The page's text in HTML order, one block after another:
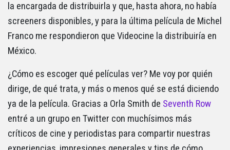
la encargada de distribuirla y que, hasta ahora, no había
screeners disponibles, y para la última película de Michel
Franco me respondieron que Videocine la distribuiría en
México.
¿Cómo es escoger qué películas ver? Me voy por quién
dirige, de qué trata, y más o menos qué se está diciendo
ya de la película. Gracias a Orla Smith de Seventh Row
entré a un grupo en Twitter con muchísimos más
críticos de cine y periodistas para compartir nuestras